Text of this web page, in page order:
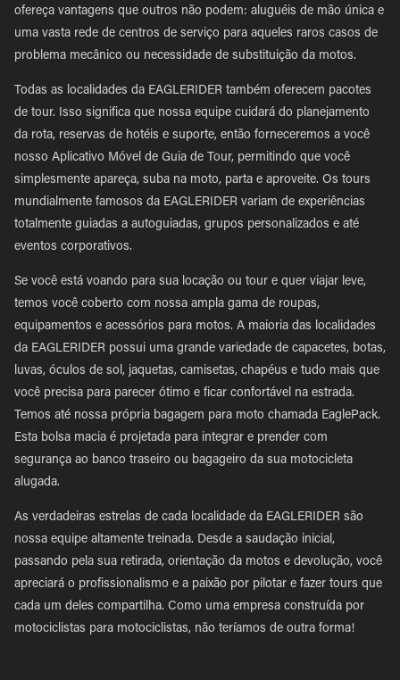
ofereça vantagens que outros não podem: aluguéis de mão única e
uma vasta rede de centros de serviço para aqueles raros casos de
problema mecânico ou necessidade de substituição da motos.
Todas as localidades da EAGLERIDER também oferecem pacotes
de tour. Isso significa que nossa equipe cuidará do planejamento
da rota, reservas de hotéis e suporte, então forneceremos a você
nosso Aplicativo Móvel de Guia de Tour, permitindo que você
simplesmente apareça, suba na moto, parta e aproveite. Os tours
mundialmente famosos da EAGLERIDER variam de experiências
totalmente guiadas a autoguiadas, grupos personalizados e até
eventos corporativos.
Se você está voando para sua locação ou tour e quer viajar leve,
temos você coberto com nossa ampla gama de roupas,
equipamentos e acessórios para motos. A maioria das localidades
da EAGLERIDER possui uma grande variedade de capacetes, botas,
luvas, óculos de sol, jaquetas, camisetas, chapéus e tudo mais que
você precisa para parecer ótimo e ficar confortável na estrada.
Temos até nossa própria bagagem para moto chamada EaglePack.
Esta bolsa macia é projetada para integrar e prender com
segurança ao banco traseiro ou bagageiro da sua motocicleta
alugada.
As verdadeiras estrelas de cada localidade da EAGLERIDER são
nossa equipe altamente treinada. Desde a saudação inicial,
passando pela sua retirada, orientação da motos e devolução, você
apreciará o profissionalismo e a paixão por pilotar e fazer tours que
cada um deles compartilha. Como uma empresa construída por
motociclistas para motociclistas, não teríamos de outra forma!